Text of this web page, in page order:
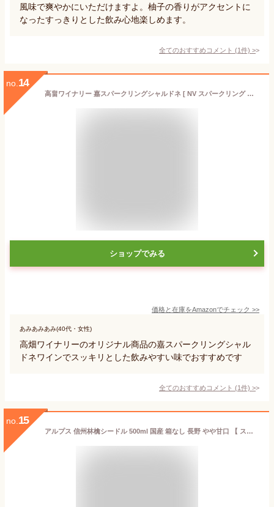
風味で爽やかにいただけますよ。柚子の香りがアクセントに
なったすっきりとした飲み心地楽しめます。
全てのおすすめコメント (1件) >
no. 14
高畠ワイナリー 嘉スパークリングシャルドネ [ NV スパークリング 辛口 日本 200ml ]
ショップでみる
価格と在庫をAmazonでチェック >>
あみあみあみ(40代・女性)
高畑ワイナリーのオリジナル商品の嘉スパークリングシャル
ドネワインでスッキリとした飲みやすい味でおすすめです
全てのおすすめコメント (1件) >
no. 15
アルプス 信州林檎シードル 500ml 国産 箱なし 長野 やや甘口 【 スパークリングワイン スパークリング ワイン お酒 シードル 酒 果実酒 洋酒 ボトル 退職 箱無し りんご パーティー 晩酌 お祝い 飲み会 家飲み おうち時間 宅飲み 女子会 】【ワインならリカオー】